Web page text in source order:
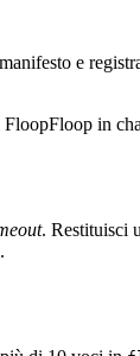
e
in
. Restituisci